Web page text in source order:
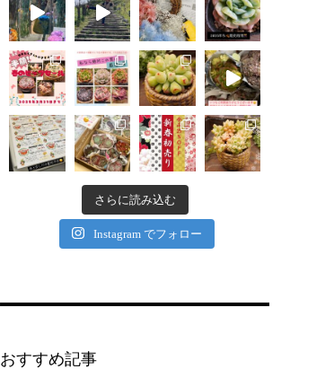
さらに読み込む
Instagram でフォロー
おすすめ記事